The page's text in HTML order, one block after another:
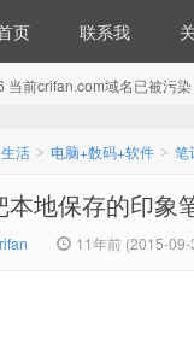
页 联系我
当前crifan.com域名已被污
生活 > 电脑+数码+软件 > 笔
本地保存的印
11年前 (2015-09-